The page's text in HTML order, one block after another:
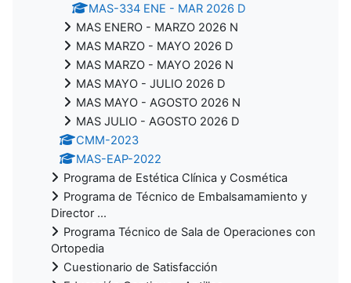
MAS-334 ENE - MAR 2026 D
MAS ENERO - MARZO 2026 N
MAS MARZO - MAYO 2026 D
MAS MARZO - MAYO 2026 N
MAS MAYO - JULIO 2026 D
MAS MAYO - AGOSTO 2026 N
MAS JULIO - AGOSTO 2026 D
CMM-2023
MAS-EAP-2022
Programa de Estética Clínica y Cosmética
Programa de Técnico de Embalsamamiento y
Director ...
Programa Técnico de Sala de Operaciones con
Ortopedia
Cuestionario de Satisfacción